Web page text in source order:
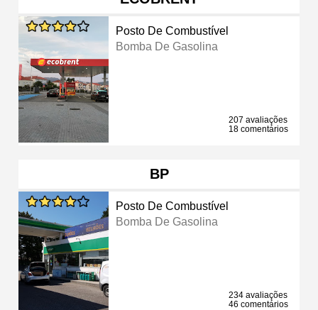
Posto De Combustível
Bomba De Gasolina
207 avaliações
18 comentários
BP
Posto De Combustível
Bomba De Gasolina
234 avaliações
46 comentários